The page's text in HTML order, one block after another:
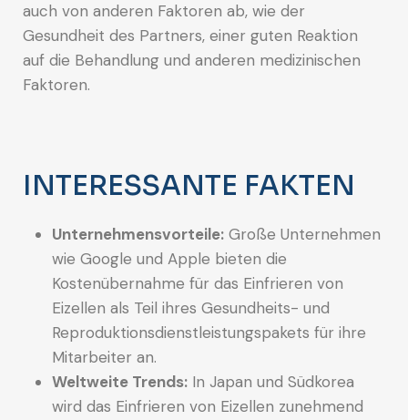
auch von anderen Faktoren ab, wie der
Gesundheit des Partners, einer guten Reaktion
auf die Behandlung und anderen medizinischen
Faktoren.
INTERESSANTE FAKTEN
Unternehmensvorteile: Große Unternehmen
wie Google und Apple bieten die
Kostenübernahme für das Einfrieren von
Eizellen als Teil ihres Gesundheits- und
Reproduktionsdienstleistungspakets für ihre
Mitarbeiter an.
Weltweite Trends: In Japan und Südkorea
wird das Einfrieren von Eizellen zunehmend